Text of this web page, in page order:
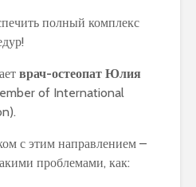
полный комплекс
врач-остеопат Юлия
of International
с этим направлением –
проблемами, как: